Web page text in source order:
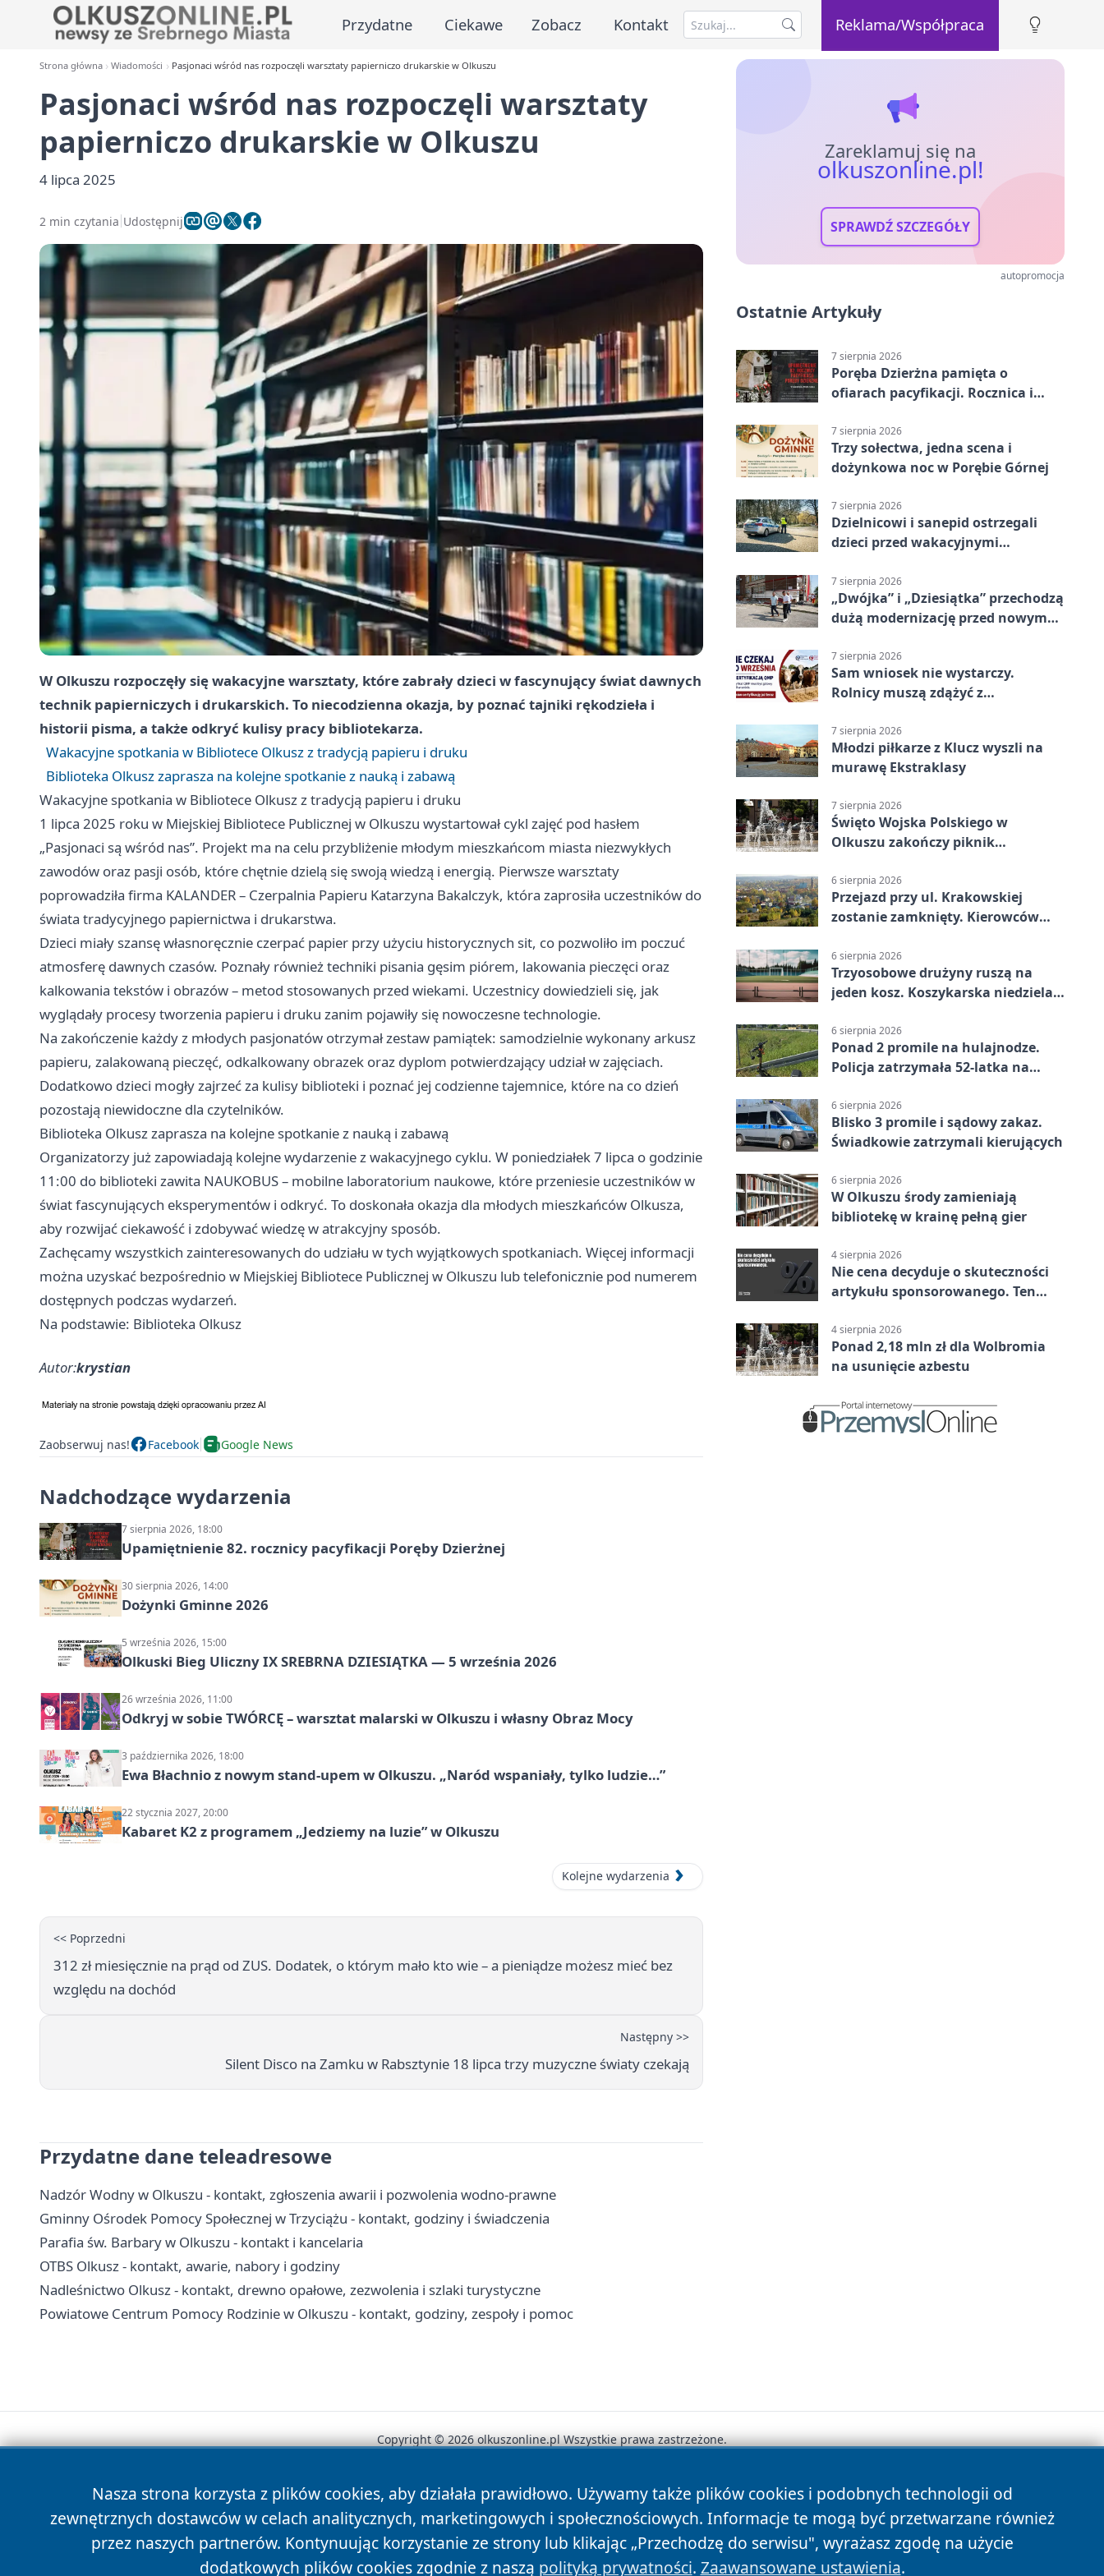
Przydatne Ciekawe Zobacz Kontakt Reklama/Współpraca
Strona główna Wiadomości Pasjonaci wśród nas rozpoczęli warsztaty papierniczo drukarskie w Olkuszu
Pasjonaci wśród nas rozpoczęli warsztaty
papierniczo drukarskie w Olkuszu
4 lipca 2025
2 min czytania Udostępnij
W Olkuszu rozpoczęły się wakacyjne warsztaty, które zabrały dzieci w fascynujący świat dawnych
technik papierniczych i drukarskich. To niecodzienna okazja, by poznać tajniki rękodzieła i
historii pisma, a także odkryć kulisy pracy bibliotekarza.
Wakacyjne spotkania w Bibliotece Olkusz z tradycją papieru i druku
Biblioteka Olkusz zaprasza na kolejne spotkanie z nauką i zabawą
Wakacyjne spotkania w Bibliotece Olkusz z tradycją papieru i druku
1 lipca 2025 roku w Miejskiej Bibliotece Publicznej w Olkuszu wystartował cykl zajęć pod hasłem
„Pasjonaci są wśród nas”. Projekt ma na celu przybliżenie młodym mieszkańcom miasta niezwykłych
zawodów oraz pasji osób, które chętnie dzielą się swoją wiedzą i energią. Pierwsze warsztaty
poprowadziła firma KALANDER – Czerpalnia Papieru Katarzyna Bakalczyk, która zaprosiła uczestników do
świata tradycyjnego papiernictwa i drukarstwa.
Dzieci miały szansę własnoręcznie czerpać papier przy użyciu historycznych sit, co pozwoliło im poczuć
atmosferę dawnych czasów. Poznały również techniki pisania gęsim piórem, lakowania pieczęci oraz
kalkowania tekstów i obrazów – metod stosowanych przed wiekami. Uczestnicy dowiedzieli się, jak
wyglądały procesy tworzenia papieru i druku zanim pojawiły się nowoczesne technologie.
Na zakończenie każdy z młodych pasjonatów otrzymał zestaw pamiątek: samodzielnie wykonany arkusz
papieru, zalakowaną pieczęć, odkalkowany obrazek oraz dyplom potwierdzający udział w zajęciach.
Dodatkowo dzieci mogły zajrzeć za kulisy biblioteki i poznać jej codzienne tajemnice, które na co dzień
pozostają niewidoczne dla czytelników.
Biblioteka Olkusz zaprasza na kolejne spotkanie z nauką i zabawą
Organizatorzy już zapowiadają kolejne wydarzenie z wakacyjnego cyklu. W poniedziałek 7 lipca o godzinie
11:00 do biblioteki zawita NAUKOBUS – mobilne laboratorium naukowe, które przeniesie uczestników w
świat fascynujących eksperymentów i odkryć. To doskonała okazja dla młodych mieszkańców Olkusza,
aby rozwijać ciekawość i zdobywać wiedzę w atrakcyjny sposób.
Zachęcamy wszystkich zainteresowanych do udziału w tych wyjątkowych spotkaniach. Więcej informacji
można uzyskać bezpośrednio w Miejskiej Bibliotece Publicznej w Olkuszu lub telefonicznie pod numerem
dostępnych podczas wydarzeń.
Na podstawie: Biblioteka Olkusz
Autor:krystian
Zaobserwuj nas! Facebook Google News
Nadchodzące wydarzenia
7 sierpnia 2026, 18:00
Upamiętnienie 82. rocznicy pacyfikacji Poręby Dzierżnej
30 sierpnia 2026, 14:00
Dożynki Gminne 2026
5 września 2026, 15:00
Olkuski Bieg Uliczny IX SREBRNA DZIESIĄTKA — 5 września 2026
26 września 2026, 11:00
Odkryj w sobie TWÓRCĘ – warsztat malarski w Olkuszu i własny Obraz Mocy
3 października 2026, 18:00
Ewa Błachnio z nowym stand-upem w Olkuszu. „Naród wspaniały, tylko ludzie…”
22 stycznia 2027, 20:00
Kabaret K2 z programem „Jedziemy na luzie” w Olkuszu
Kolejne wydarzenia
<< Poprzedni
312 zł miesięcznie na prąd od ZUS. Dodatek, o którym mało kto wie – a pieniądze możesz mieć bez
względu na dochód
Następny >>
Silent Disco na Zamku w Rabsztynie 18 lipca trzy muzyczne światy czekają
Przydatne dane teleadresowe
Nadzór Wodny w Olkuszu - kontakt, zgłoszenia awarii i pozwolenia wodno-prawne
Gminny Ośrodek Pomocy Społecznej w Trzyciążu - kontakt, godziny i świadczenia
Parafia św. Barbary w Olkuszu - kontakt i kancelaria
OTBS Olkusz - kontakt, awarie, nabory i godziny
Nadleśnictwo Olkusz - kontakt, drewno opałowe, zezwolenia i szlaki turystyczne
Powiatowe Centrum Pomocy Rodzinie w Olkuszu - kontakt, godziny, zespoły i pomoc
Zareklamuj się na
olkuszonline.pl!
SPRAWDŹ SZCZEGÓŁY
autopromocja
Ostatnie Artykuły
7 sierpnia 2026
Poręba Dzierżna pamięta o
ofiarach pacyfikacji. Rocznica i
7 sierpnia 2026
Trzy sołectwa, jedna scena i
dożynkowa noc w Porębie Górnej
7 sierpnia 2026
Dzielnicowi i sanepid ostrzegali
dzieci przed wakacyjnymi
7 sierpnia 2026
„Dwójka” i „Dziesiątka” przechodzą
dużą modernizację przed nowym
7 sierpnia 2026
Sam wniosek nie wystarczy.
Rolnicy muszą zdążyć z
7 sierpnia 2026
Młodzi piłkarze z Klucz wyszli na
murawę Ekstraklasy
7 sierpnia 2026
Święto Wojska Polskiego w
Olkuszu zakończy piknik
6 sierpnia 2026
Przejazd przy ul. Krakowskiej
zostanie zamknięty. Kierowców
6 sierpnia 2026
Trzyosobowe drużyny ruszą na
jeden kosz. Koszykarska niedziela
6 sierpnia 2026
Ponad 2 promile na hulajnodze.
Policja zatrzymała 52-latka na
6 sierpnia 2026
Blisko 3 promile i sądowy zakaz.
Świadkowie zatrzymali kierujących
6 sierpnia 2026
W Olkuszu środy zamieniają
bibliotekę w krainę pełną gier
4 sierpnia 2026
Nie cena decyduje o skuteczności
artykułu sponsorowanego. Ten
4 sierpnia 2026
Ponad 2,18 mln zł dla Wolbromia
na usunięcie azbestu
Nasza strona korzysta z plików cookies, aby działała prawidłowo. Używamy także plików cookies i podobnych technologii od
zewnętrznych dostawców w celach analitycznych, marketingowych i społecznościowych. Informacje te mogą być przetwarzane również
przez naszych partnerów. Kontynuując korzystanie ze strony lub klikając „Przechodzę do serwisu", wyrażasz zgodę na użycie
dodatkowych plików cookies zgodnie z naszą polityką prywatności. Zaawansowane ustawienia.
Copyright © 2026 olkuszonline.pl Wszystkie prawa zastrzeżone.
News Autorzy Polityka Prywatności Polityka Cookies